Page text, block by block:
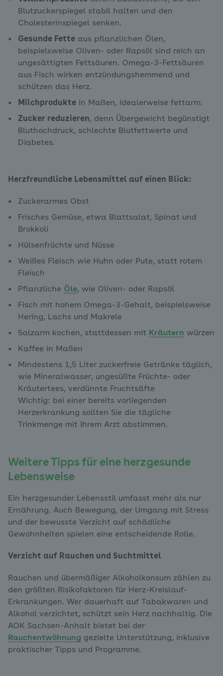
Blutzuckerspiegel stabil halten und den
Cholesterinspiegel senken.
Gesunde Fette aus pflanzlichen Ölen,
beispielsweise Oliven- oder Rapsöl sind reich an
ungesättigten Fettsäuren. Omega-3-Fettsäuren
aus Fisch wirken entzündungshemmend und
schützen das Herz.
Milchprodukte in Maßen, idealerweise fettarm.
Zucker reduzieren, denn Übergewicht begünstigt
Bluthochdruck, schlechte Blutfettwerte und
Diabetes.
Herzfreundliche Lebensmittel auf einen Blick:
Zuckerarmes Obst
Frisches Gemüse, etwa Blattsalat, Spinat und
Brokkoli
Hülsenfrüchte und Nüsse
Weißes Fleisch wie Huhn oder Pute, statt rotem
Fleisch
Pflanzliche Öle, wie Oliven- oder Rapsöl
Fisch mit hohem Omega-3-Gehalt, beispielsweise
Hering, Lachs und Makrele
Salzarm kochen, stattdessen mit Kräutern würzen
Kaffee in Maßen
Mindestens 1,5 Liter zuckerfreie Getränke täglich,
wie Mineralwasser, ungesüßte Früchte- oder
Kräutertees, verdünnte Fruchtsäfte
Wichtig: bei einer bereits vorliegenden
Herzerkrankung sollten Sie die tägliche
Trinkmenge mit Ihrem Arzt abstimmen.
Weitere Tipps für eine herzgesunde
Lebensweise
Ein herzgesunder Lebensstil umfasst mehr als nur
Ernährung. Auch Bewegung, der Umgang mit Stress
und der bewusste Verzicht auf schädliche
Gewohnheiten spielen eine entscheidende Rolle.
Verzicht auf Rauchen und Suchtmittel
Rauchen und übermäßiger Alkoholkonsum zählen zu
den größten Risikofaktoren für Herz-Kreislauf-
Erkrankungen. Wer dauerhaft auf Tabakwaren und
Alkohol verzichtet, schützt sein Herz nachhaltig. Die
AOK Sachsen-Anhalt bietet bei der
Rauchentwöhnung gezielte Unterstützung, inklusive
praktischer Tipps und Programme.